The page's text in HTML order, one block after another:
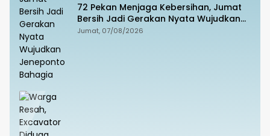
72 Pekan Menjaga Kebersihan, Jumat
Bersih Jadi Gerakan Nyata Wujudkan
Jeneponto Bahagia
Jumat, 07/08/2026